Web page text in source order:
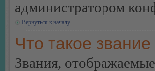
администратором
Вернуться к началу
Что такое
Звания,